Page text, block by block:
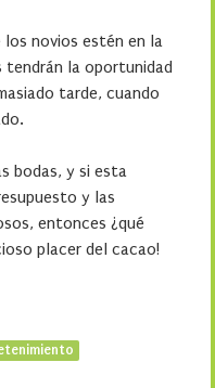
los novios estén en la
tendrán la oportunidad
tarde, cuando
bodas, y si esta
y las
entonces ¿qué
placer del cacao!